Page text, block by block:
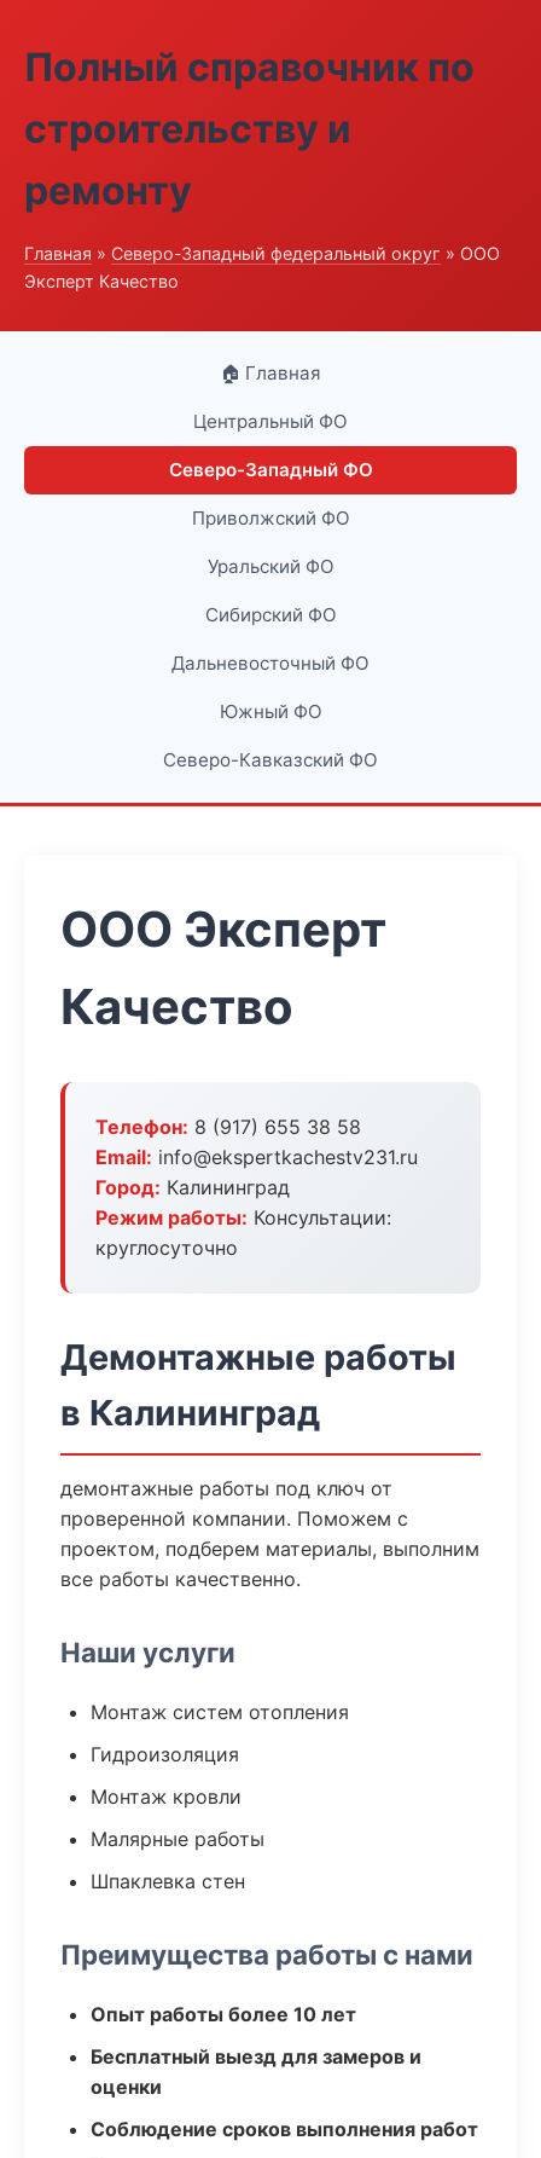
Полный справочник по
строительству и
ремонту
Главная » Северо-Западный федеральный округ » ООО
Эксперт Качество
🏠 Главная
Центральный ФО
Северо-Западный ФО
Приволжский ФО
Уральский ФО
Сибирский ФО
Дальневосточный ФО
Южный ФО
Северо-Кавказский ФО
ООО Эксперт
Качество
Телефон: 8 (917) 655 38 58
Email: info@ekspertkachestv231.ru
Город: Калининград
Режим работы: Консультации:
круглосуточно
Демонтажные работы
в Калининград
демонтажные работы под ключ от
проверенной компании. Поможем с
проектом, подберем материалы, выполним
все работы качественно.
Наши услуги
Монтаж систем отопления
Гидроизоляция
Монтаж кровли
Малярные работы
Шпаклевка стен
Преимущества работы с нами
Опыт работы более 10 лет
Бесплатный выезд для замеров и
оценки
Соблюдение сроков выполнения работ